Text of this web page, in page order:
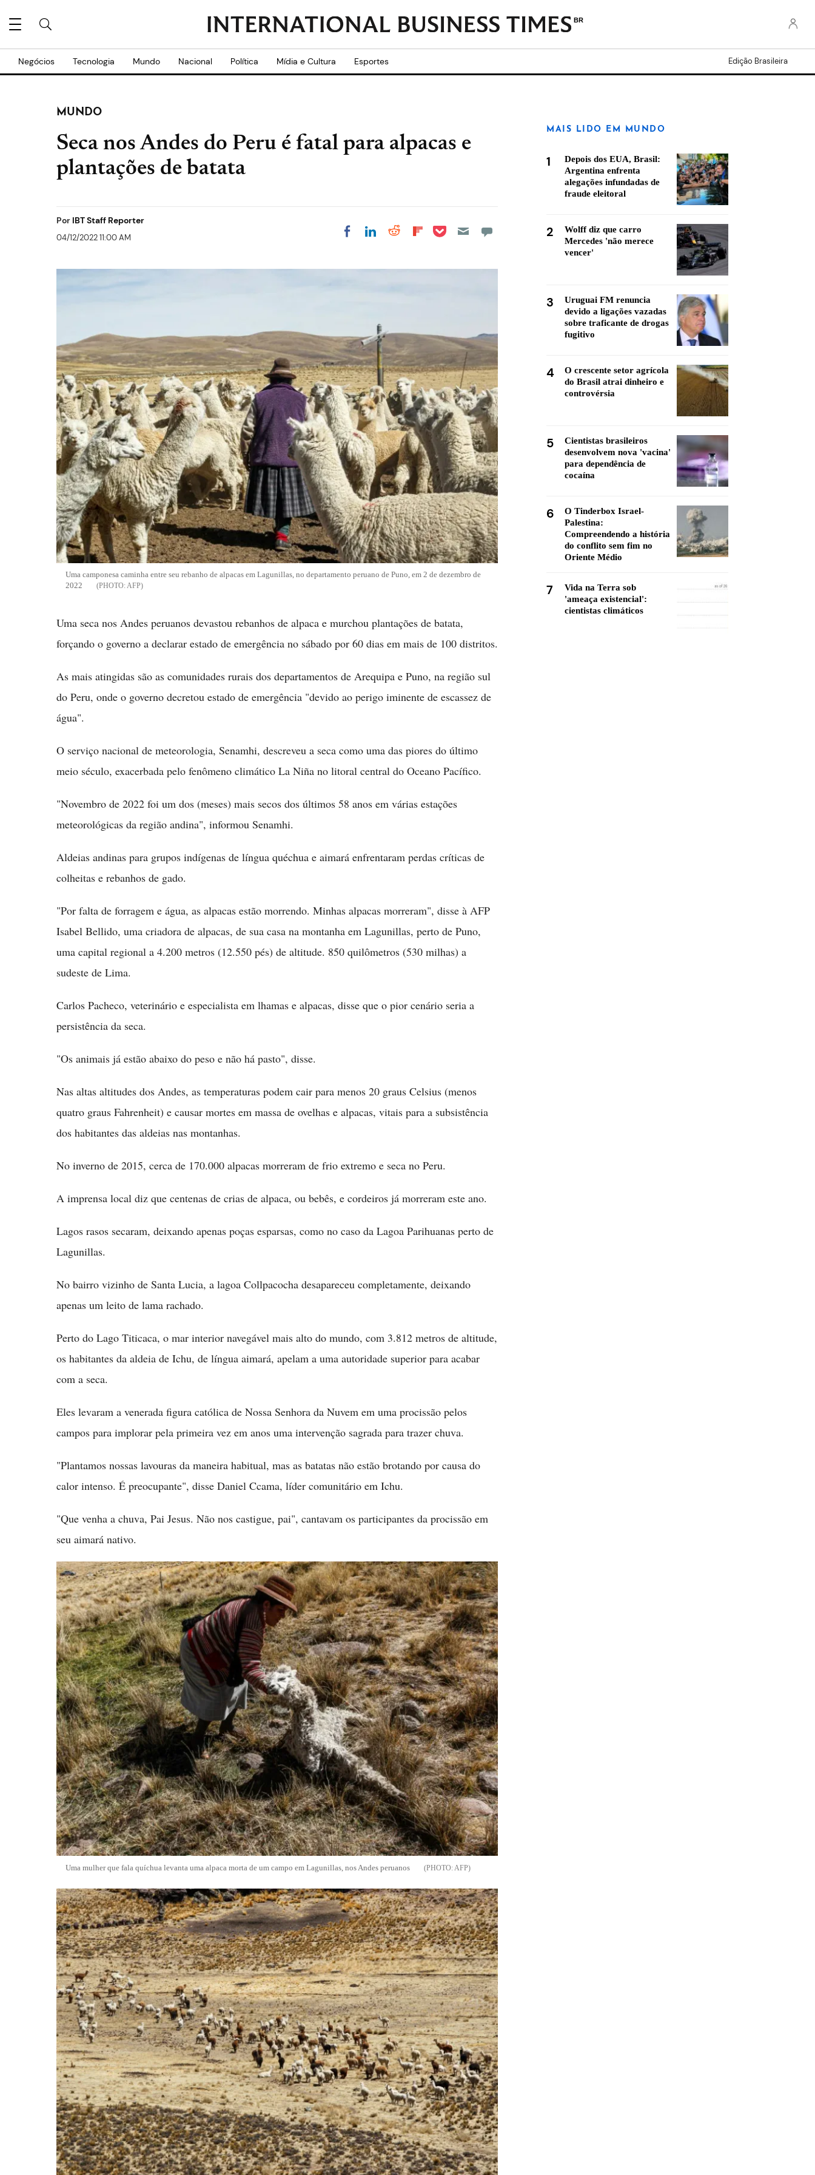
BR
Negócios Tecnologia Mundo Nacional Política Mídia e Cultura Esportes Edição Brasileira
MUNDO
Seca nos Andes do Peru é fatal para alpacas e
plantações de batata
Por IBT Staff Reporter
04/12/2022 11:00 AM Share on Facebook
Share on LinkedIn
Share on Reddit
Share on
Share on Pocket
Uma camponesa caminha entre seu rebanho de alpacas em Lagunillas, no departamento peruano de Puno, em 2 de dezembro de
2022
AFP
Uma seca nos Andes peruanos devastou rebanhos de alpaca e murchou plantações de batata,
forçando o governo a declarar estado de emergência no sábado por 60 dias em mais de 100 distritos.
As mais atingidas são as comunidades rurais dos departamentos de Arequipa e Puno, na região sul
do Peru, onde o governo decretou estado de emergência "devido ao perigo iminente de escassez de
água".
O serviço nacional de meteorologia, Senamhi, descreveu a seca como uma das piores do último
meio século, exacerbada pelo fenômeno climático La Niña no litoral central do Oceano Pacífico.
"Novembro de 2022 foi um dos (meses) mais secos dos últimos 58 anos em várias estações
meteorológicas da região andina", informou Senamhi.
Aldeias andinas para grupos indígenas de língua quéchua e aimará enfrentaram perdas críticas de
colheitas e rebanhos de gado.
"Por falta de forragem e água, as alpacas estão morrendo. Minhas alpacas morreram", disse à AFP
Isabel Bellido, uma criadora de alpacas, de sua casa na montanha em Lagunillas, perto de Puno,
uma capital regional a 4.200 metros (12.550 pés) de altitude. 850 quilômetros (530 milhas) a
sudeste de Lima.
Carlos Pacheco, veterinário e especialista em lhamas e alpacas, disse que o pior cenário seria a
persistência da seca.
"Os animais já estão abaixo do peso e não há pasto", disse.
Nas altas altitudes dos Andes, as temperaturas podem cair para menos 20 graus Celsius (menos
quatro graus Fahrenheit) e causar mortes em massa de ovelhas e alpacas, vitais para a subsistência
dos habitantes das aldeias nas montanhas.
No inverno de 2015, cerca de 170.000 alpacas morreram de frio extremo e seca no Peru.
A imprensa local diz que centenas de crias de alpaca, ou bebês, e cordeiros já morreram este ano.
Lagos rasos secaram, deixando apenas poças esparsas, como no caso da Lagoa Parihuanas perto de
Lagunillas.
No bairro vizinho de Santa Lucia, a lagoa Collpacocha desapareceu completamente, deixando
apenas um leito de lama rachado.
Perto do Lago Titicaca, o mar interior navegável mais alto do mundo, com 3.812 metros de altitude,
os habitantes da aldeia de Ichu, de língua aimará, apelam a uma autoridade superior para acabar
com a seca.
Eles levaram a venerada figura católica de Nossa Senhora da Nuvem em uma procissão pelos
campos para implorar pela primeira vez em anos uma intervenção sagrada para trazer chuva.
"Plantamos nossas lavouras da maneira habitual, mas as batatas não estão brotando por causa do
calor intenso. É preocupante", disse Daniel Ccama, líder comunitário em Ichu.
"Que venha a chuva, Pai Jesus. Não nos castigue, pai", cantavam os participantes da procissão em
seu aimará nativo.
Uma mulher que fala quíchua levanta uma alpaca morta de um campo em Lagunillas, nos Andes peruanos AFP
MAIS LIDO EM MUNDO
1
Depois dos EUA, Brasil:
Argentina enfrenta
alegações infundadas de
fraude eleitoral
2
Wolff diz que carro
Mercedes 'não merece
vencer'
3
Uruguai FM renuncia
devido a ligações vazadas
sobre traficante de drogas
fugitivo
4
O crescente setor agrícola
do Brasil atrai dinheiro e
controvérsia
5
Cientistas brasileiros
desenvolvem nova 'vacina'
para dependência de
cocaína
6
O Tinderbox Israel-
Palestina:
Compreendendo a história
do conflito sem fim no
Oriente Médio
7
Vida na Terra sob
'ameaça existencial':
cientistas climáticos